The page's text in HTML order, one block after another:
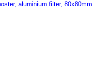
aluminium filter, 80x80mm.